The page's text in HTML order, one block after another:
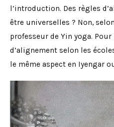
l’introduction. Des règles
être universelles ? Non,
professeur de Yin yoga.
d’alignement selon les
le même aspect en Iyengar